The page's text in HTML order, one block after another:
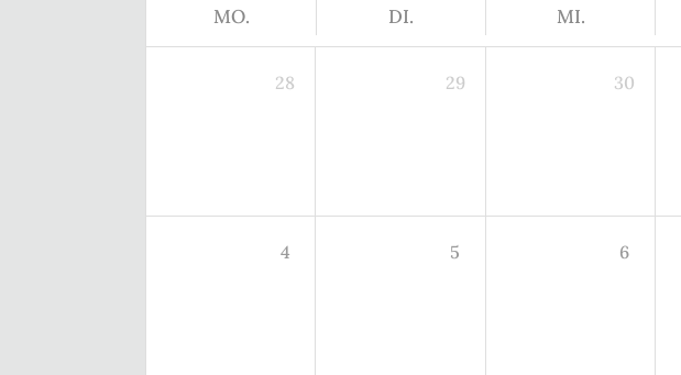
MO. DI. MI.
28 29 30
4 5 6